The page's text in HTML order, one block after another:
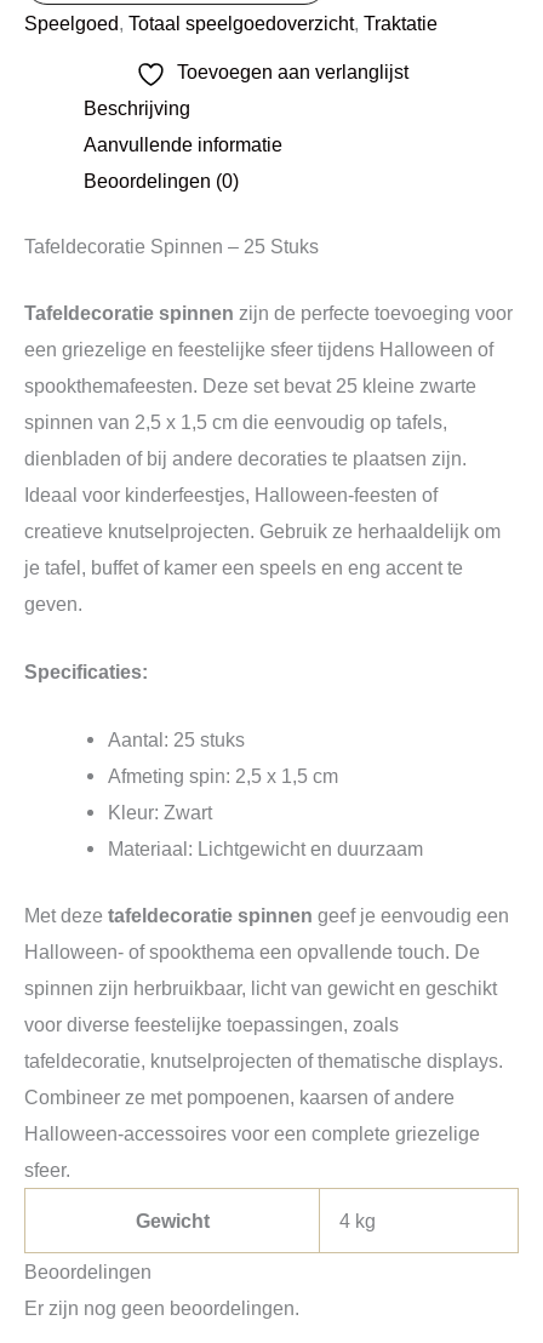
Speelgoed Totaal speelgoedoverzicht, Traktatie
Toevoegen aan verlanglijst
Beschrijving
Aanvullende informatie
Beoordelingen (0)
Tafeldecoratie Spinnen – 25 Stuks
Tafeldecoratie spinnen zijn de perfecte toevoeging voor
een griezelige en feestelijke sfeer tijdens Halloween of
spookthemafeesten. Deze set bevat 25 kleine zwarte
spinnen van 2,5 x 1,5 cm die eenvoudig op tafels,
dienbladen of bij andere decoraties te plaatsen zijn.
Ideaal voor kinderfeestjes, Halloween-feesten of
creatieve knutselprojecten. Gebruik ze herhaaldelijk om
je tafel, buffet of kamer een speels en eng accent te
geven.
Specificaties:
Aantal: 25 stuks
Afmeting spin: 2,5 x 1,5 cm
Kleur: Zwart
Materiaal: Lichtgewicht en duurzaam
Met deze tafeldecoratie spinnen geef je eenvoudig een
Halloween- of spookthema een opvallende touch. De
spinnen zijn herbruikbaar, licht van gewicht en geschikt
voor diverse feestelijke toepassingen, zoals
tafeldecoratie, knutselprojecten of thematische displays.
Combineer ze met pompoenen, kaarsen of andere
Halloween-accessoires voor een complete griezelige
sfeer.
Gewicht 4 kg
Beoordelingen
Er zijn nog geen beoordelingen.